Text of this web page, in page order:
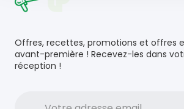
Offres, recettes, promotions et offres
avant-première ! Recevez-les dans
réception !
adresse